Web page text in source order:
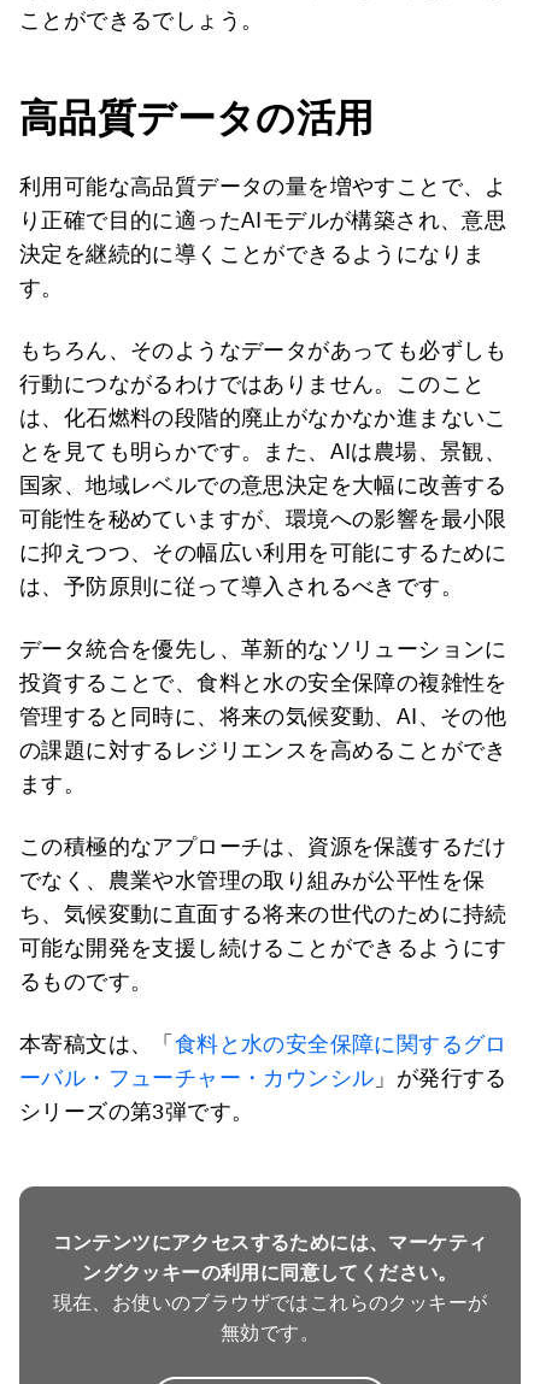
ことができるでしょう。
高品質データの活用
利用可能な高品質データの量を増やすことで、よ
り正確で目的に適ったAIモデルが構築され、意思
決定を継続的に導くことができるようになりま
す。
もちろん、そのようなデータがあっても必ずしも
行動につながるわけではありません。このこと
は、化石燃料の段階的廃止がなかなか進まないこ
とを見ても明らかです。また、AIは農場、景観、
国家、地域レベルでの意思決定を大幅に改善する
可能性を秘めていますが、環境への影響を最小限
に抑えつつ、その幅広い利用を可能にするために
は、予防原則に従って導入されるべきです。
データ統合を優先し、革新的なソリューションに
投資することで、食料と水の安全保障の複雑性を
管理すると同時に、将来の気候変動、AI、その他
の課題に対するレジリエンスを高めることができ
ます。
この積極的なアプローチは、資源を保護するだけ
でなく、農業や水管理の取り組みが公平性を保
ち、気候変動に直面する将来の世代のために持続
可能な開発を支援し続けることができるようにす
るものです。
本寄稿文は、「食料と水の安全保障に関するグロ
ーバル・フューチャー・カウンシル 」が発行する
シリーズの第3弾です。
コンテンツにアクセスするためには、マーケティ
ングクッキーの利用に同意してください。
現在、お使いのブラウザではこれらのクッキーが
無効です。